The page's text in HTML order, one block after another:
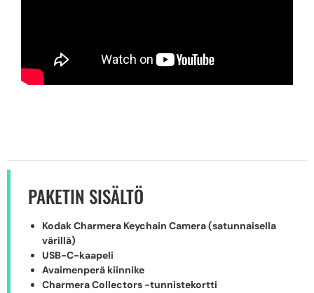
PAKETIN SISÄLTÖ
Kodak Charmera Keychain Camera (satunnaisella
värillä)
USB-C-kaapeli
Avaimenperä kiinnike
Charmera Collectors -tunnistekortti